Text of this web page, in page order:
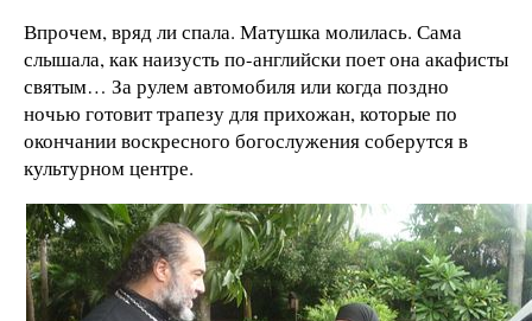
Впрочем, вряд ли спала. Матушка молилась. Сама
слышала, как наизусть по-английски поет она акафисты
святым… За рулем автомобиля или когда поздно
ночью готовит трапезу для прихожан, которые по
окончании воскресного богослужения соберутся в
культурном центре.